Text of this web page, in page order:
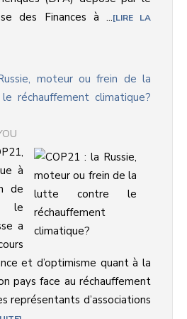
des Finances à ... LIRE LA
moteur ou frein de la
réchauffement climatique?
à
de
le
a
et d’optimisme quant à la
pays face au réchauffement
représentants d’associations